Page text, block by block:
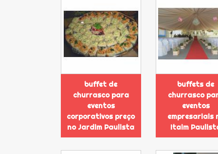
buffet de
churrasco para
eventos
corporativos preço
no Jardim Paulista
buffets de
churrasco
eventos
empresariais
Itaim